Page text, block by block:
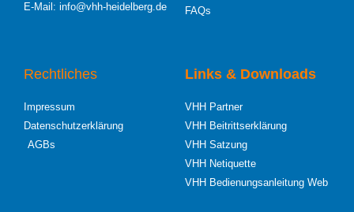
E-Mail: info@vhh-heidelberg.de
FAQs
Rechtliches
Impressum
Datenschutzerklärung
AGBs
Links & Downloads
VHH Partner
VHH Beitrittserklärung
VHH Satzung
VHH Netiquette
VHH Bedienungsanleitung Web